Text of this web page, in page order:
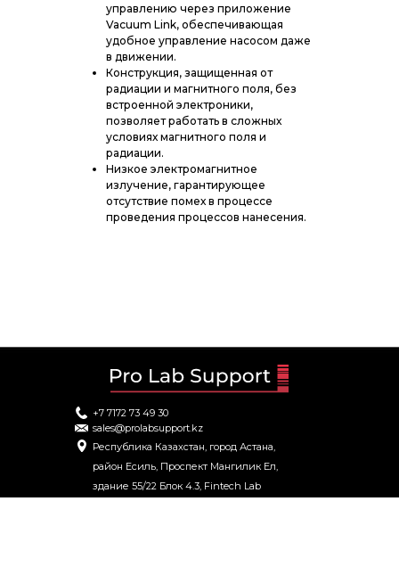
управлению через приложение
Vacuum Link, обеспечивающая
удобное управление насосом даже
в движении.
Конструкция, защищенная от
радиации и магнитного поля, без
встроенной электроники,
позволяет работать в сложных
условиях магнитного поля и
радиации.
Низкое электромагнитное
излучение, гарантирующее
отсутствие помех в процессе
проведения процессов нанесения.
Республика Казахстан, город Астана,
район Есиль, Проспект Мангилик Ел,
здание 55/22 Блок 4.3, Fintech Lab
+7 7172 73 49 30
sales@prolabsupport.kz